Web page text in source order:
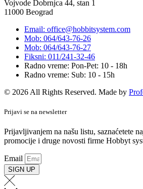
Vojvode Dobrnjca 44, stan 1
11000 Beograd
Email: office@hobbitsystem.com
Mob: 064/643-76-26
Mob: 064/643-76-27
Fiksni: 011/241-32-46
Radno vreme: Pon-Pet: 10 - 18h
Radno vreme: Sub: 10 - 15h
© 2026 All Rights Reserved. Made by
Prijavi se na newsletter
Prijavljivanjem na našu listu, saznaćetete
promocije i druge novosti firme Hobbyt
Email
SIGN UP